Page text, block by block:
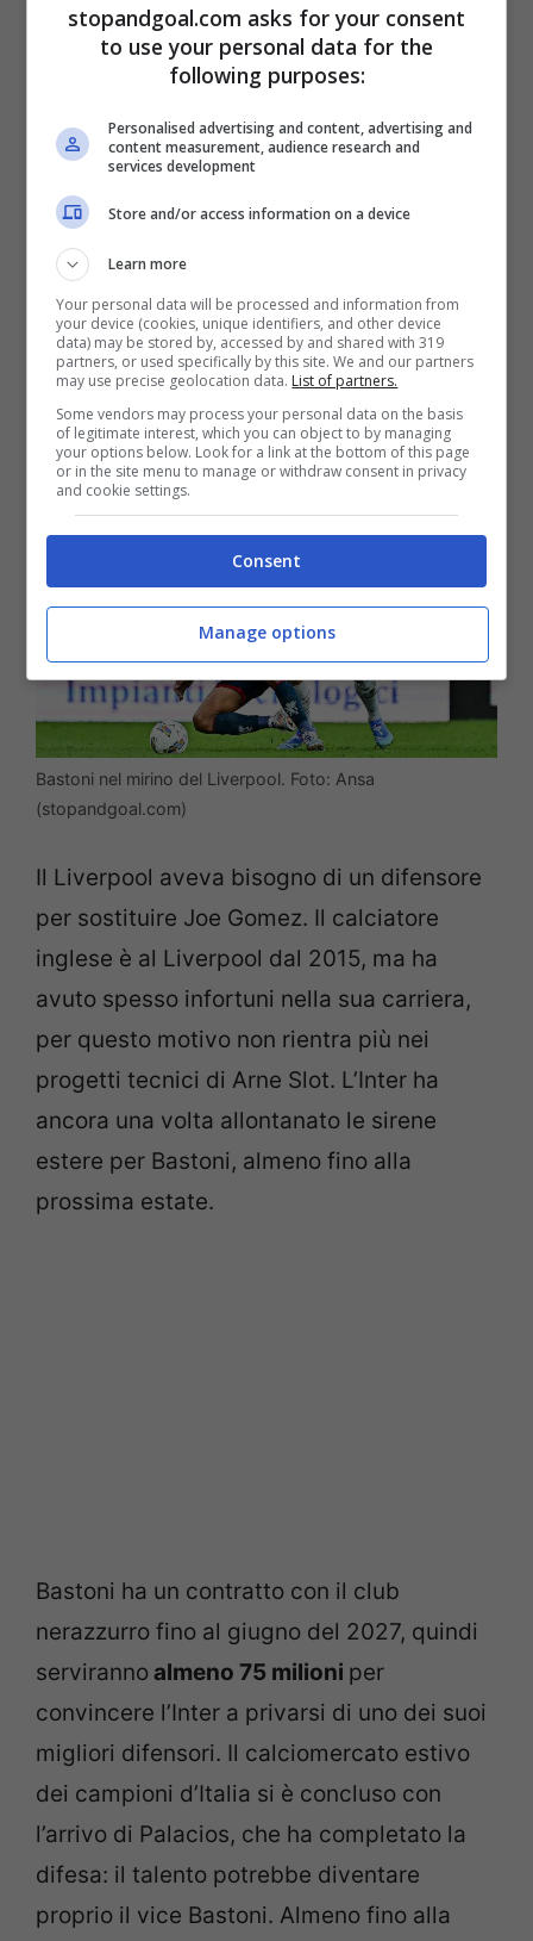
sarebbe rivolto verso Alessandro Bastoni,
difensore centrale di piede mancino,
una delle più grandi sorprese dell’Inter di
Antonio Conte e oggi è il perno difensivo
della squadra allenata da Simone Inzaghi.
Il tecnico piacentino non vuole
assolutamente privarsi della sua stellae
farà di tutto per convincerlo a restare nella
prossima estate.
Bastoni nel mirino del Liverpool. Foto: Ansa
(stopandgoal.com)
Il Liverpool aveva bisogno di un difensore
per sostituire Joe Gomez. Il calciatore
inglese è al Liverpool dal 2015, ma ha
avuto spesso infortuni nella sua carriera,
per questo motivo non rientra più nei
progetti tecnici di Arne Slot. L’Inter ha
ancora una volta allontanato le sirene
estere per Bastoni, almeno fino alla
prossima estate.
Bastoni ha un contratto con il club
nerazzurro fino al giugno del 2027, quindi
servirannoalmeno 75 milioni per
convincere l’Inter a privarsi di uno dei suoi
migliori difensori. Il calciomercato estivo
dei campioni d’Italia si è concluso con
l’arrivo di Palacios, che ha completato la
difesa: il talento potrebbe diventare
proprio il vice Bastoni. Almeno fino alla
stopandgoal.com asks for your consent
to use your personal data for the
following purposes:
Personalised advertising and content, advertising and
content measurement, audience research and
services development
Store and/or access information on a device
Learn more
Your personal data will be processed and information from
your device (cookies, unique identifiers, and other device
data) may be stored by, accessed by and shared with 319
partners, or used specifically by this site. We and our partners
may use precise geolocation data. List of partners.
Some vendors may process your personal data on the basis
of legitimate interest, which you can object to by managing
your options below. Look for a link at the bottom of this page
or in the site menu to manage or withdraw consent in privacy
and cookie settings.
Consent
Manage options